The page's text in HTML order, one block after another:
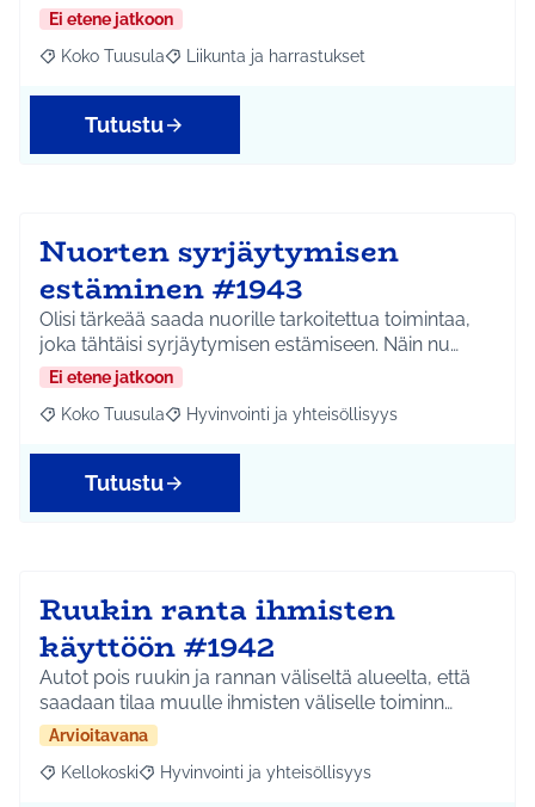
Ei etene jatkoon
Rajaa tulokset aihepiirin mukaan: Koko Tuusula
Koko Tuusula Rajaa tulokset teeman mukaan: Liikunta ja
Liikunta ja harrastukset
Tutustu
Nuorten syrjäytymisen
estäminen #1943
Olisi tärkeää saada nuorille tarkoitettua toimintaa,
joka tähtäisi syrjäytymisen estämiseen. Näin nu…
Ei etene jatkoon
Rajaa tulokset aihepiirin mukaan: Koko Tuusula
Koko Tuusula Rajaa tulokset teeman mukaan: Hyvinvointi ja
Hyvinvointi ja yhteisöllisyys
Tutustu
Ruukin ranta ihmisten
käyttöön #1942
Autot pois ruukin ja rannan väliseltä alueelta, että
saadaan tilaa muulle ihmisten väliselle toiminn…
Arvioitavana
Rajaa tulokset aihepiirin mukaan: Kellokoski
Kellokoski Rajaa tulokset teeman mukaan: Hyvinvointi ja
Hyvinvointi ja yhteisöllisyys